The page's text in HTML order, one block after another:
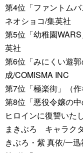
第4位「ファントム
ネオショコ/集英社
第5位「幼稚園
英社
第6位「みにくい遊
成/COMISMA INC
第7位「極楽街」（
第8位「悪役令嬢の
ヒロインに復讐いた
まきぶろ キャラク
きぶろ・紫 真依/一迅